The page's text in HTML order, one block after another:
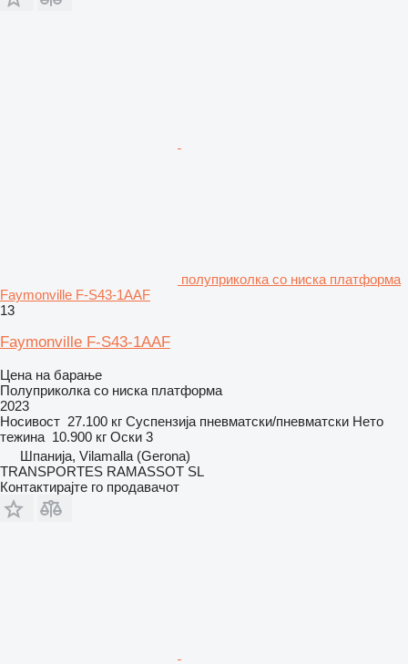
полуприколка со ниска платформа
Faymonville F-S43-1AAF
13
Faymonville F-S43-1AAF
Цена на барање
Полуприколка со ниска платформа
2023
Носивост 27.100 кг Суспензија пневматски/пневматски Нето
тежина 10.900 кг Оски 3
Шпанија, Vilamalla (Gerona)
TRANSPORTES RAMASSOT SL
Контактирајте го продавачот